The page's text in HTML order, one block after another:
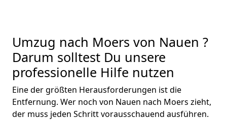
Umzug nach Moers von Nauen ?
Darum solltest Du unsere
professionelle Hilfe nutzen
Eine der größten Herausforderungen ist die
Entfernung. Wer noch von Nauen nach Moers zieht,
der muss jeden Schritt vorausschauend ausführen.